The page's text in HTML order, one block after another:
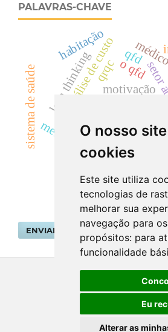
O nosso
cookies
Este site utiliza
tecnologias de
melhorar sua
navegação para
propósitos: para
funcionalidade
Eu
Alterar as
PALAVRAS-CHAVE
qrqc
satisfação no trabalho
motivação
meio ambiente
o qfd
análise de custo
lean thinking
gestão ambiental
sistema de saúde
habitação qfd
ENVIAR SUBMISSÃO